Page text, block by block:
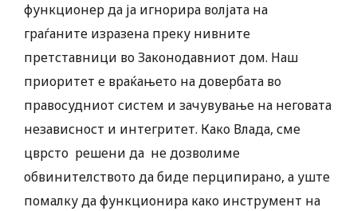
функционер да ја игнорира волјата на
граѓаните изразена преку нивните
претставници во Законодавниот дом. Наш
приоритет е враќањето на довербата во
правосудниот систем и зачувување на неговата
независност и интегритет. Како Влада, сме
цврсто решени да не дозволиме
обвинителството да биде перципирано, а уште
помалку да функционира како инструмент на